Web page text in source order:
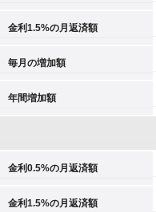
金利1.5%の月返済額
毎月の増加額
年間増加額
金利0.5%の月返済額
金利1.5%の月返済額